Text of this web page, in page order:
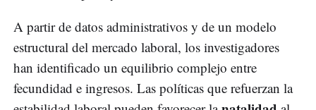
A partir de datos administrativos y de un modelo
estructural del mercado laboral, los investigadores
han identificado un equilibrio complejo entre
fecundidad e ingresos. Las políticas que refuerzan la